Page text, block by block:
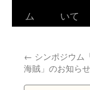
ン
ツ
ム
いて
← シンポジウム
海賊」のお知ら